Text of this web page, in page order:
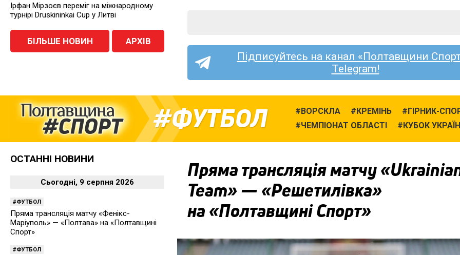
Підписуйтесь на канал «Полтавщини
Telegram!
Ірфан Мірзоєв переміг на міжнародному
турнірі Druskininkai Cup у Литві
БІЛЬШЕ НОВИН АРХІВ
ФУТБОЛ ВОРСКЛА КРЕМІНЬ
ГІРНИК-
ЧЕМПІОНАТ ОБЛАСТІ
КУБОК
Пряма трансляція матчу
Team» — «Решетилівка»
на «Полтавщині Спорт»
ОСТАННІ НОВИНИ
Сьогодні, 9 серпня 2026
ФУТБОЛ
Пряма трансляція матчу «Фенікс-
Маріуполь» — «Полтава» на «Полтавщині
Спорт»
ФУТБОЛ